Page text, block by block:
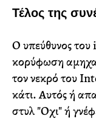
Τέλος της
Ο υπεύθυνος
κορύφωση
τον νεκρό του
κάτι. Αυτός ή
στυλ "Οχι" ή